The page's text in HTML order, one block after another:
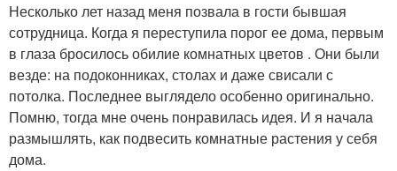
Несколько лет назад меня позвала в гости бывшая
сотрудница. Когда я переступила порог ее дома, первым
в глаза бросилось обилие комнатных цветов . Они были
везде: на подоконниках, столах и даже свисали с
потолка. Последнее выглядело особенно оригинально.
Помню, тогда мне очень понравилась идея. И я начала
размышлять, как подвесить комнатные растения у себя
дома.